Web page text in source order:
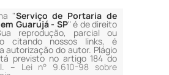
"Serviço de Portaria de
Guarujá - SP" é de direito
reprodução, parcial ou
citando nossos links, é
autorização do autor. Plágio
previsto no artigo 184 do
– Lei n° 9.610-98 sobre